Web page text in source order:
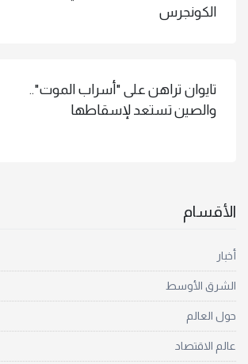
الكونجرس
تايوان تراهن على "أسراب الموت"..
والصين تستعد لإسقاطها
الأقسام
أخبار
الشرق الأوسط
حول العالم
عالم الاقتصاد